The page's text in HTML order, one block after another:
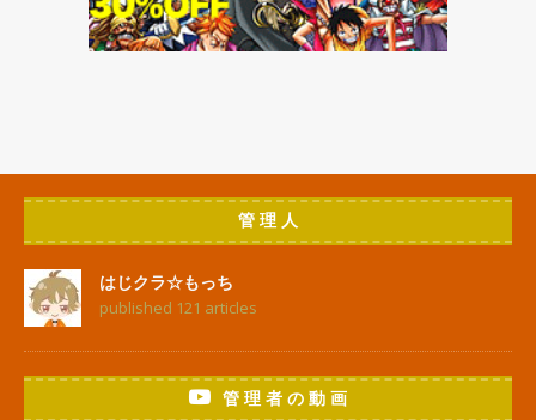
管 理 人
はじクラ☆もっち
published 121 articles
管 理 者 の 動 画